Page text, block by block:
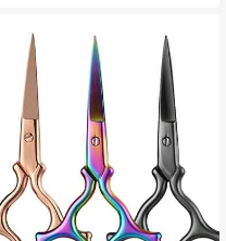
น, ที่ม้วนผม, ผลิตภัณฑ์และอุปกรณ์เสริ
มสำหรับผมที่จำเป็นสำหรับการเดินทาง
ไปร้านทำผม, กลับไปโรงเรียน, ของใช้
จำเป็นสำหรับการเดินทางท่องเที่ยว, เค
รื่องประดับผมสำหรับผู้หญิง, ที่ม้วนผม,
หวีม้วนผม, ที่ม้วนผม, ผลิตภัณฑ์ดัดผม,
ที่ม้วนผม, ที่ม้วนผม, การดัดผม, เครื่องมื
อดัดผม, ที่ม้วนผม, ผม, ที่ม้วนผม, การดั
ดผม, การดัดผมแบบไม่ใช้ความร้อน